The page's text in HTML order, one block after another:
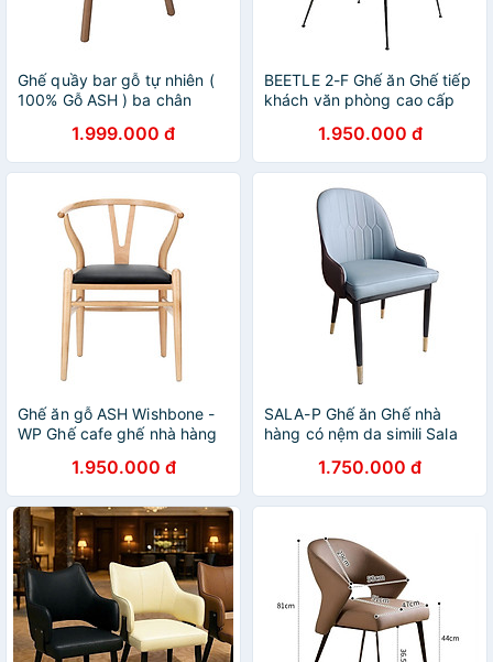
Ghế quầy bar gỗ tự nhiên (
100% Gỗ ASH ) ba chân
hiện đại tinh tế
1.999.000 đ
BEETLE 2-F Ghế ăn Ghế tiếp
khách văn phòng cao cấp
chân thép sơn tĩnh điện màu
đen tại HCM
1.950.000 đ
Ghế ăn gỗ ASH Wishbone -
WP Ghế cafe ghế nhà hàng
cấp tiêu chuẩn xuất khẩu ở
TpHCM
1.950.000 đ
SALA-P Ghế ăn Ghế nhà
hàng có nệm da simili Sala
1.750.000 đ